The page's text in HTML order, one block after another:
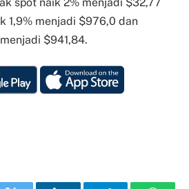
1,9% menjadi $976,0 dan
$941,84.